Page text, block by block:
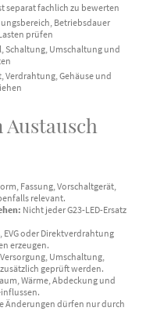
separat fachlich zu bewerten
Betriebsdauer
prüfen
Schaltung, Umschaltung und
Verdrahtung, Gehäuse und
Fassung, Vorschaltgerät,
relevant.
Nicht jeder G23-LED-Ersatz
EVG oder Direktverdrahtung
erzeugen.
Versorgung, Umschaltung,
geprüft werden.
Wärme, Abdeckung und
Änderungen dürfen nur durch